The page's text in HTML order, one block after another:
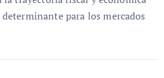
para los mercados